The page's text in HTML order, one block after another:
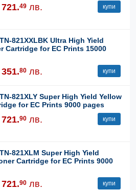
721.49 лв. купи
821XXLBK Ultra High Yield
Cartridge for EC Prints 15000
351.80 лв. купи
821XLY Super High Yield Yellow
for EC Prints 9000 pages
721.90 лв. купи
821XLM Super High Yield
Cartridge for EC Prints 9000
721.90 лв. купи